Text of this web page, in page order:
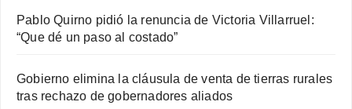
Pablo Quirno pidió la renuncia de Victoria Villarruel:
“Que dé un paso al costado”
Gobierno elimina la cláusula de venta de tierras rurales
tras rechazo de gobernadores aliados